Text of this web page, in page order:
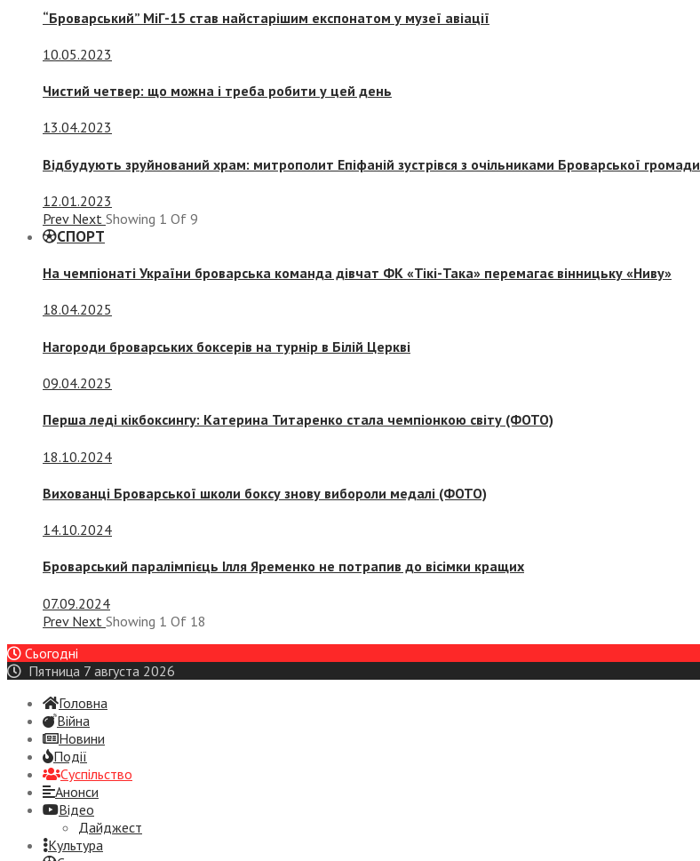
“Броварський” МіГ-15 став найстарішим експонатом у музеї авіації
10.05.2023
Чистий четвер: що можна і треба робити у цей день
13.04.2023
Відбудують зруйнований храм: митрополит Епіфаній зустрівся з очільниками Броварської громади
12.01.2023
Prev Next Showing 1 Of 9
СПОРТ
На чемпіонаті України броварська команда дівчат ФК «Тікі-Така» перемагає вінницьку «Ниву»
18.04.2025
Нагороди броварських боксерів на турнір в Білій Церкві
09.04.2025
Перша леді кікбоксингу: Катерина Титаренко стала чемпіонкою світу (ФОТО)
18.10.2024
Вихованці Броварської школи боксу знову вибороли медалі (ФОТО)
14.10.2024
Броварський паралімпієць Ілля Яременко не потрапив до вісімки кращих
07.09.2024
Prev Next Showing 1 Of 18
Сьогодні
Пятница 7 августа 2026
Головна
Війна
Новини
Події
Суспiльство
Анонси
Відео
Дайджест
Культура